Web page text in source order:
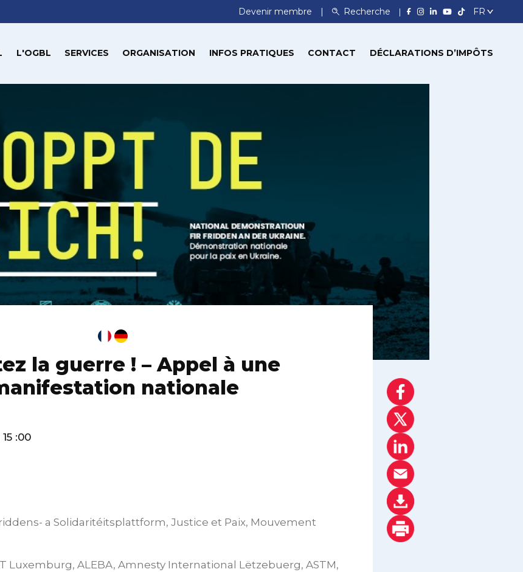
Devenir membre Recherche
L'OGBL SERVICES ORGANISATION INFOS PRATIQUES CONTACT DÉCLARATIONS D’IMPÔTS
la guerre ! – Appel à une
nationale
:00
a Solidaritéitsplattform, Justice et Paix, Mouvement
Luxemburg, ALEBA, Amnesty International Lëtzebuerg, ASTM,